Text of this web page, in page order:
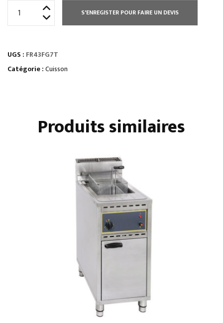
13
L
S'ENREGISTER POUR FAIRE UN DEVIS
UGS : FR43FG7T
Catégorie :Cuisson
Produits similaires